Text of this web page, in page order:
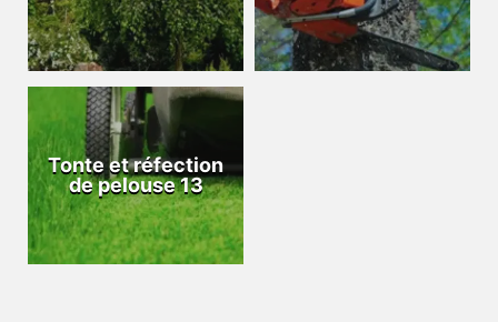
Tonte et réfection
de pelouse 13